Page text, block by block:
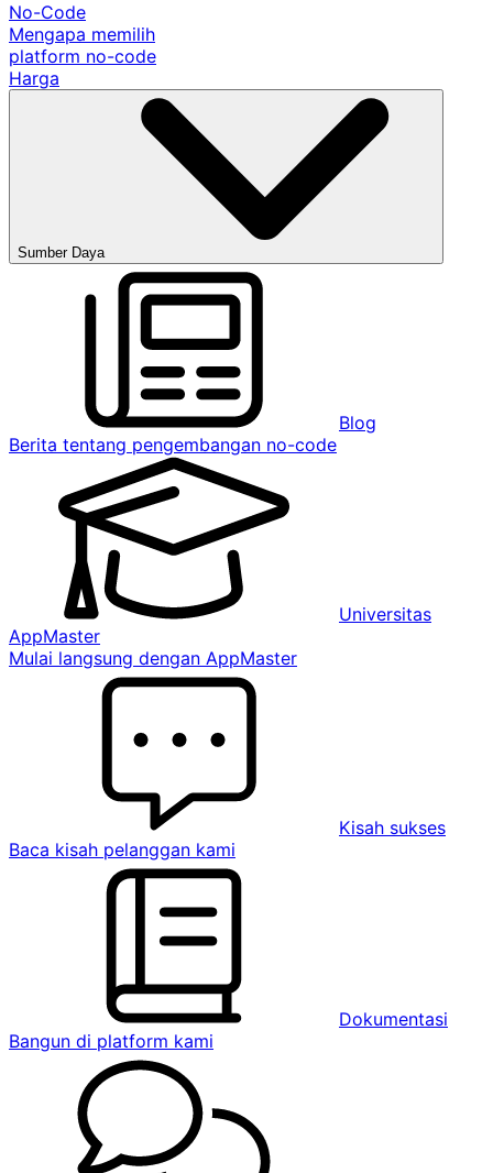
No-Code
Mengapa memilih
platform no-code
Harga
Sumber Daya
Blog
Berita tentang pengembangan no-code
Universitas
AppMaster
Mulai langsung dengan AppMaster
Kisah sukses
Baca kisah pelanggan kami
Dokumentasi
Bangun di platform kami